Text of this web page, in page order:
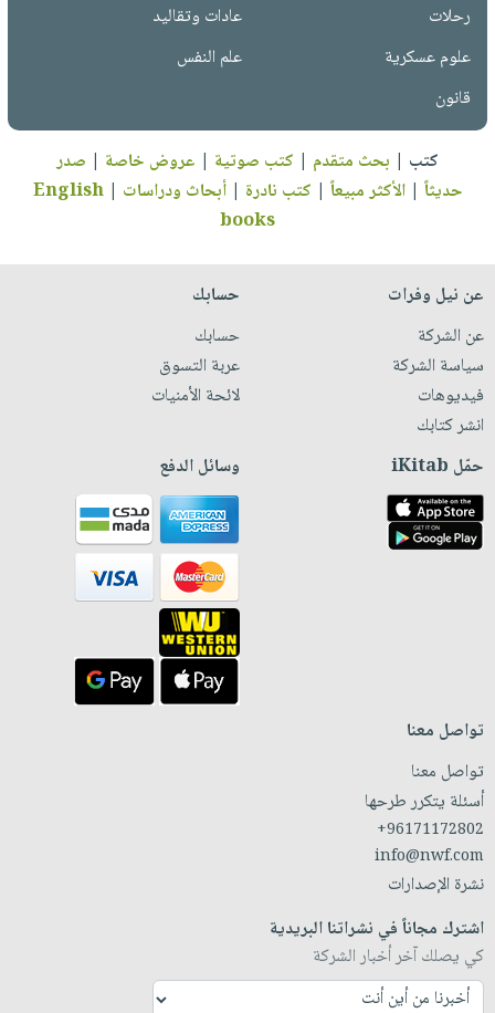
رحلات
عادات وتقاليد
علوم عسكرية
علم النفس
قانون
كتب | بحث متقدم | كتب صوتية | عروض خاصة | صدر
حديثاً |الأكثر مبيعاً | كتب نادرة |أبحاث ودراسات |
English
books
عن نيل وفرات
عن الشركة
سياسة الشركة
فيديوهات
انشر كتابك
حسابك
حسابك
عربة التسوق
لائحة الأمنيات
حمّل iKitab وسائل الدفع
تواصل معنا
تواصل معنا
أسئلة يتكرر طرحها
+96171172802
info@nwf.com
نشرة الإصدارات
اشترك مجاناً في نشراتنا البريدية
كي يصلك آخر أخبار الشركة